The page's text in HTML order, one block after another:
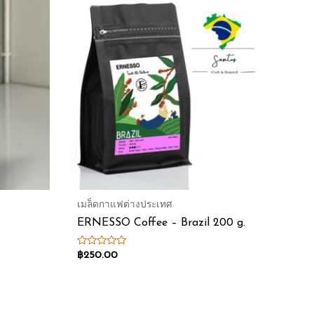
เมล็ดกาแฟต่างประเทศ
ERNESSO Coffee – Brazil 200 g.
Rated
฿250.00